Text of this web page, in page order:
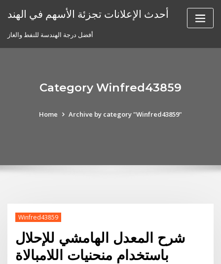
أحدث الإعلانات تجزئة الأسهم في الهند
أفضل درجة الهندسة للنفط والغاز
Category Winfred43859
Home Archive by category "Winfred43859"
Winfred43859
شرح المعدل الهامشي للإحلال
باستخدام منحنيات اللامبالاة